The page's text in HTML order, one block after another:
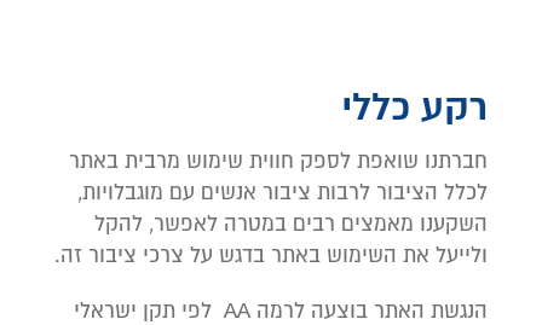
רקע כללי
חברתנו שואפת לספק חווית שימוש מרבית באתר
לכלל הציבור לרבות ציבור אנשים עם מוגבלויות,
השקענו מאמצים רבים במטרה לאפשר, להקל
ולייעל את השימוש באתר בדגש על צרכי ציבור זה.
הנגשת האתר בוצעה לרמה AA לפי תקן ישראלי